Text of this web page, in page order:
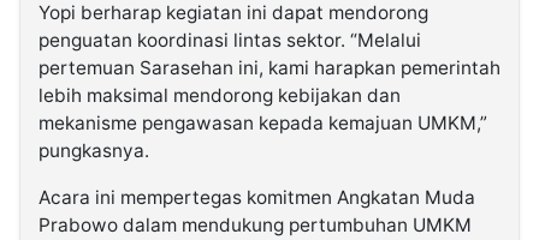
Yopi berharap kegiatan ini dapat mendorong
penguatan koordinasi lintas sektor. “Melalui
pertemuan Sarasehan ini, kami harapkan pemerintah
lebih maksimal mendorong kebijakan dan
mekanisme pengawasan kepada kemajuan UMKM,”
pungkasnya.
Acara ini mempertegas komitmen Angkatan Muda
Prabowo dalam mendukung pertumbuhan UMKM